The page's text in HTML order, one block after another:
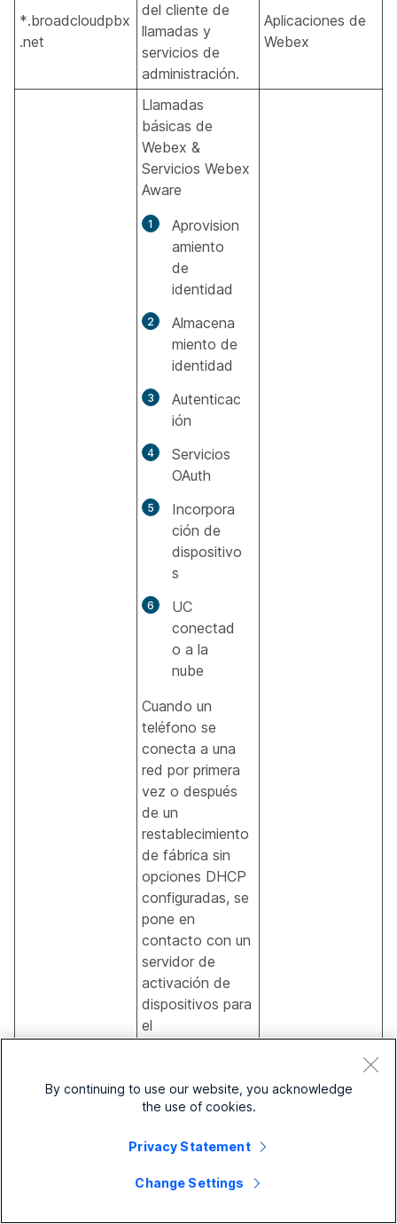
*.broadcloudpbx
.net
del cliente de
llamadas y
servicios de
administración.
Aplicaciones de
Webex
Llamadas
básicas de
Webex &
Servicios Webex
Aware
Aprovision
amiento
de
identidad
Almacena
miento de
identidad
Autenticac
ión
Servicios
OAuth
Incorpora
ción de
dispositivo
s
UC
conectad
o a la
nube
Cuando un
teléfono se
conecta a una
red por primera
vez o después
de un
restablecimiento
de fábrica sin
opciones DHCP
configuradas, se
pone en
contacto con un
servidor de
activación de
dispositivos para
el
Los teléfonos
nuevos usan
m y los
teléfonos con
una versión de
By continuing to use our website, you acknowledge
the use of cookies.
Privacy Statement
Change Settings